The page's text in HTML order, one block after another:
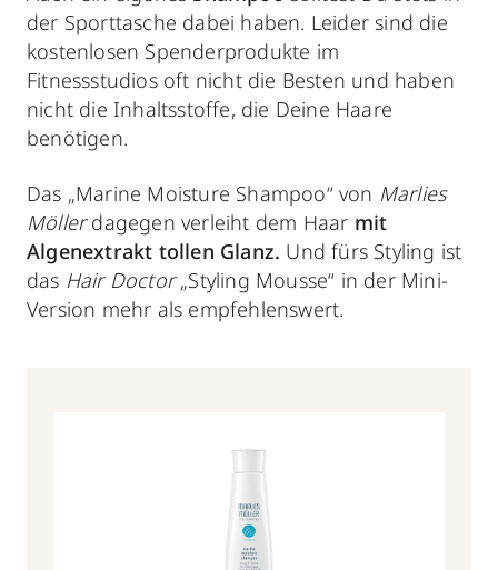
der Sporttasche dabei haben. Leider sind die
kostenlosen Spenderprodukte im
Fitnessstudios oft nicht die Besten und haben
nicht die Inhaltsstoffe, die Deine Haare
benötigen.
Das „Marine Moisture Shampoo“ von Marlies
Möllerdagegen verleiht dem Haar mit
Algenextrakt tollen Glanz. Und fürs Styling ist
das Hair Doctor„Styling Mousse“ in der Mini-
Version mehr als empfehlenswert.